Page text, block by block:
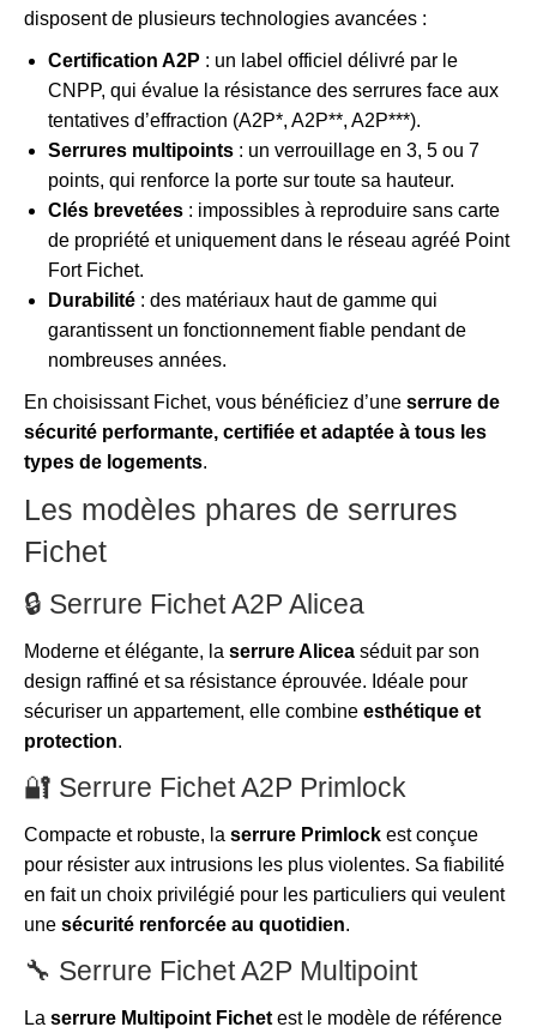
disposent de plusieurs technologies avancées :
Certification A2P : un label officiel délivré par le
CNPP, qui évalue la résistance des serrures face aux
tentatives d’effraction (A2P*, A2P**, A2P***).
Serrures multipoints : un verrouillage en 3, 5 ou 7
points, qui renforce la porte sur toute sa hauteur.
Clés brevetées : impossibles à reproduire sans carte
de propriété et uniquement dans le réseau agréé Point
Fort Fichet.
Durabilité : des matériaux haut de gamme qui
garantissent un fonctionnement fiable pendant de
nombreuses années.
En choisissant Fichet, vous bénéficiez d’une serrure de
sécurité performante, certifiée et adaptée à tous les
types de logements.
Les modèles phares de serrures
Fichet
🔒 Serrure Fichet A2P Alicea
Moderne et élégante, la serrure Alicea séduit par son
design raffiné et sa résistance éprouvée. Idéale pour
sécuriser un appartement, elle combine esthétique et
protection.
🔐 Serrure Fichet A2P Primlock
Compacte et robuste, la serrure Primlock est conçue
pour résister aux intrusions les plus violentes. Sa fiabilité
en fait un choix privilégié pour les particuliers qui veulent
une sécurité renforcée au quotidien.
🔧 Serrure Fichet A2P Multipoint
La serrure Multipoint Fichet est le modèle de référence